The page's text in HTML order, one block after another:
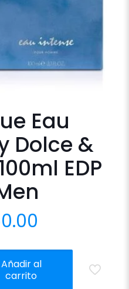
Eau
Dolce &
EDP
Añadir al
carrito